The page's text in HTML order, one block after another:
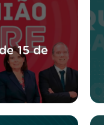
15 de